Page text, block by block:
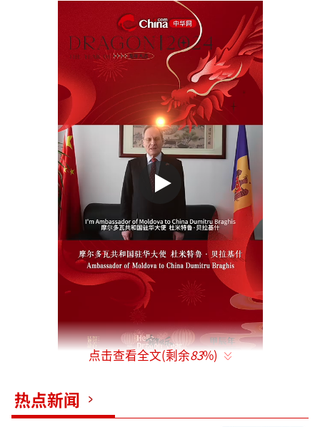
Ambassador of Moldova to China Dumitru B
raghis｜New Year greetings
点击查看全文(剩余83%)
热点新闻